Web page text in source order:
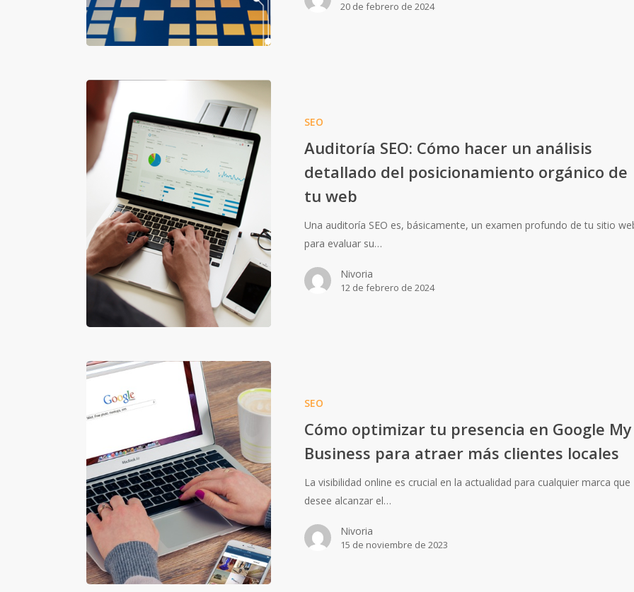
20 de febrero de 2024
SEO
Auditoría SEO: Cómo hacer un análisis
detallado del posicionamiento orgánico de
tu web
Una auditoría SEO es, básicamente, un examen profundo de tu sitio
para evaluar su…
Nivoria
12 de febrero de 2024
SEO
Cómo optimizar tu presencia en Google My
Business para atraer más clientes locales
La visibilidad online es crucial en la actualidad para cualquier marca que
desee alcanzar el…
Nivoria
15 de noviembre de 2023